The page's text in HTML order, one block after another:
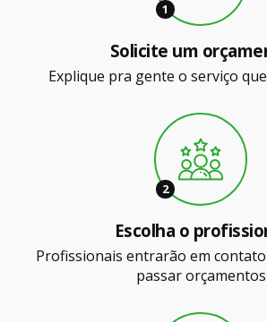
1
Solicite um
Explique pra gente o serviço
2
Escolha o
Profissionais entrarão em
passar orçamentos